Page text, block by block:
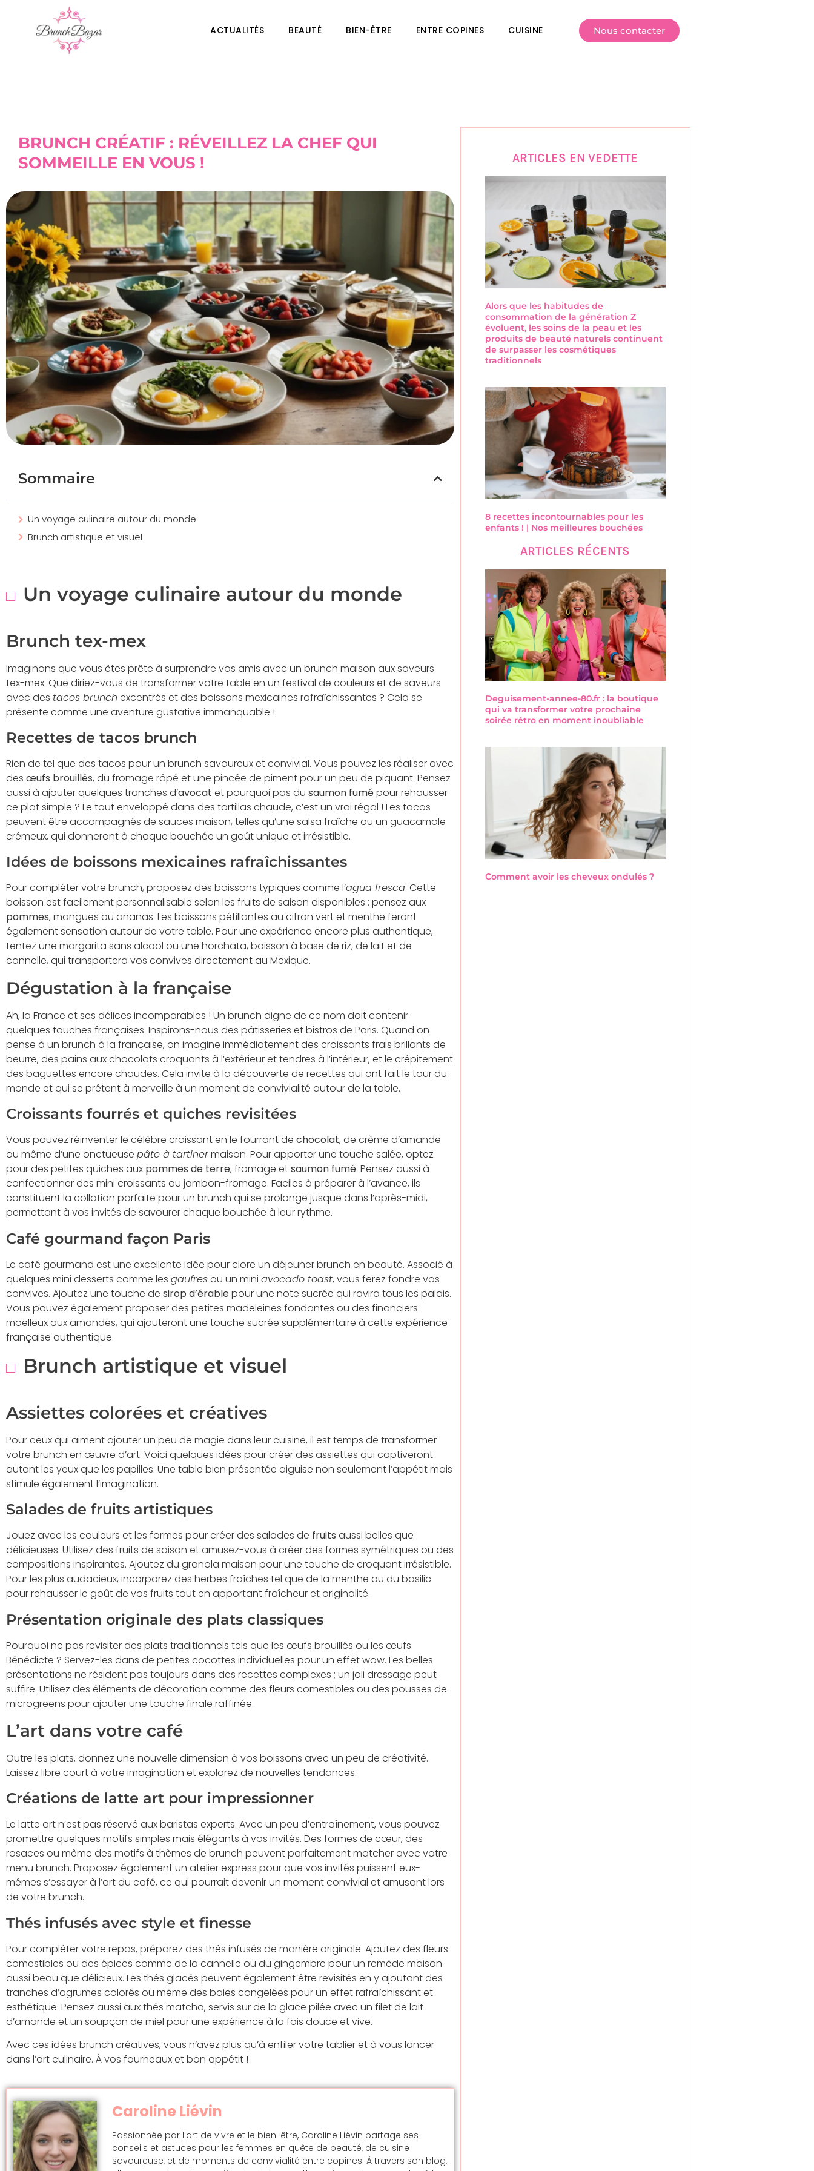
ACTUALITÉS BEAUTÉ BIEN-ÊTRE ENTRE COPINES CUISINE Nous contacter
BRUNCH CRÉATIF : RÉVEILLEZ LA CHEF QUI
SOMMEILLE EN VOUS !
Sommaire
Un voyage culinaire autour du monde
Brunch artistique et visuel
Un voyage culinaire autour du monde
Brunch tex-mex
Imaginons que vous êtes prête à surprendre vos amis avec un brunch maison aux saveurs
tex-mex. Que diriez-vous de transformer votre table en un festival de couleurs et de saveurs
avec des tacos brunch excentrés et des boissons mexicaines rafraîchissantes ? Cela se
présente comme une aventure gustative immanquable !
Recettes de tacos brunch
Rien de tel que des tacos pour un brunch savoureux et convivial. Vous pouvez les réaliser avec
des œufs brouillés, du fromage râpé et une pincée de piment pour un peu de piquant. Pensez
aussi à ajouter quelques tranches d’avocat et pourquoi pas du saumon fumépour rehausser
ce plat simple ? Le tout enveloppé dans des tortillas chaude, c’est un vrai régal ! Les tacos
peuvent être accompagnés de sauces maison, telles qu’une salsa fraîche ou un guacamole
crémeux, qui donneront à chaque bouchée un goût unique et irrésistible.
Idées de boissons mexicaines rafraîchissantes
Pour compléter votre brunch, proposez des boissons typiques comme l’agua fresca. Cette
boisson est facilement personnalisable selon les fruits de saison disponibles : pensez aux
pommes, mangues ou ananas. Les boissons pétillantes au citron vert et menthe feront
également sensation autour de votre table. Pour une expérience encore plus authentique,
tentez une margarita sans alcool ou une horchata, boisson à base de riz, de lait et de
cannelle, qui transportera vos convives directement au Mexique.
Dégustation à la française
Ah, la France et ses délices incomparables ! Un brunch digne de ce nom doit contenir
quelques touches françaises. Inspirons-nous des pâtisseries et bistros de Paris. Quand on
pense à un brunch à la française, on imagine immédiatement des croissants frais brillants de
beurre, des pains aux chocolats croquants à l’extérieur et tendres à l’intérieur, et le crépitement
des baguettes encore chaudes. Cela invite à la découverte de recettes qui ont fait le tour du
monde et qui se prêtent à merveille à un moment de convivialité autour de la table.
Croissants fourrés et quiches revisitées
Vous pouvez réinventer le célèbre croissant en le fourrant de chocolat, de crème d’amande
ou même d’une onctueuse pâte à tartinermaison. Pour apporter une touche salée, optez
pour des petites quiches aux pommes de terre, fromage etsaumon fumé. Pensez aussi à
confectionner des mini croissants au jambon-fromage. Faciles à préparer à l’avance, ils
constituent la collation parfaite pour un brunch qui se prolonge jusque dans l’après-midi,
permettant à vos invités de savourer chaque bouchée à leur rythme.
Café gourmand façon Paris
Le café gourmand est une excellente idée pour clore un déjeuner brunch en beauté. Associé à
quelques mini desserts comme les gaufresou un mini avocado toast, vous ferez fondre vos
convives. Ajoutez une touche de sirop d’érablepour une note sucrée qui ravira tous les palais.
Vous pouvez également proposer des petites madeleines fondantes ou des financiers
moelleux aux amandes, qui ajouteront une touche sucrée supplémentaire à cette expérience
française authentique.
Brunch artistique et visuel
Assiettes colorées et créatives
Pour ceux qui aiment ajouter un peu de magie dans leur cuisine, il est temps de transformer
votre brunch en œuvre d’art. Voici quelques idées pour créer des assiettes qui captiveront
autant les yeux que les papilles. Une table bien présentée aiguise non seulement l’appétit mais
stimule également l’imagination.
Salades de fruits artistiques
Jouez avec les couleurs et les formes pour créer des salades de fruits aussi belles que
délicieuses. Utilisez des fruits de saison et amusez-vous à créer des formes symétriques ou des
compositions inspirantes. Ajoutez du granola maison pour une touche de croquant irrésistible.
Pour les plus audacieux, incorporez des herbes fraîches tel que de la menthe ou du basilic
pour rehausser le goût de vos fruits tout en apportant fraîcheur et originalité.
Présentation originale des plats classiques
Pourquoi ne pas revisiter des plats traditionnels tels que les œufs brouillés ou les œufs
Bénédicte ? Servez-les dans de petites cocottes individuelles pour un effet wow. Les belles
présentations ne résident pas toujours dans des recettes complexes ; un joli dressage peut
suffire. Utilisez des éléments de décoration comme des fleurs comestibles ou des pousses de
microgreens pour ajouter une touche finale raffinée.
L’art dans votre café
Outre les plats, donnez une nouvelle dimension à vos boissons avec un peu de créativité.
Laissez libre court à votre imagination et explorez de nouvelles tendances.
Créations de latte art pour impressionner
Le latte art n’est pas réservé aux baristas experts. Avec un peu d’entraînement, vous pouvez
promettre quelques motifs simples mais élégants à vos invités. Des formes de cœur, des
rosaces ou même des motifs à thèmes de brunch peuvent parfaitement matcher avec votre
menu brunch. Proposez également un atelier express pour que vos invités puissent eux-
mêmes s’essayer à l’art du café, ce qui pourrait devenir un moment convivial et amusant lors
de votre brunch.
Thés infusés avec style et finesse
Pour compléter votre repas, préparez des thés infusés de manière originale. Ajoutez des fleurs
comestibles ou des épices comme de la cannelle ou du gingembre pour un remède maison
aussi beau que délicieux. Les thés glacés peuvent également être revisités en y ajoutant des
tranches d’agrumes colorés ou même des baies congelées pour un effet rafraîchissant et
esthétique. Pensez aussi aux thés matcha, servis sur de la glace pilée avec un filet de lait
d’amande et un soupçon de miel pour une expérience à la fois douce et vive.
Avec ces idées brunch créatives, vous n’avez plus qu’à enfiler votre tablier et à vous lancer
dans l’art culinaire. À vos fourneaux et bon appétit !
Caroline Liévin
Passionnée par l'art de vivre et le bien-être, Caroline Liévin partage ses
conseils et astuces pour les femmes en quête de beauté, de cuisine
savoureuse, et de moments de convivialité entre copines. À travers son blog,
ARTICLES EN VEDETTE
Alors que les habitudes de
consommation de la génération Z
évoluent, les soins de la peau et les
produits de beauté naturels continuent
de surpasser les cosmétiques
traditionnels
8 recettes incontournables pour les
enfants ! | Nos meilleures bouchées
ARTICLES RÉCENTS
Deguisement-annee-80.fr : la boutique
qui va transformer votre prochaine
soirée rétro en moment inoubliable
Comment avoir les cheveux ondulés ?